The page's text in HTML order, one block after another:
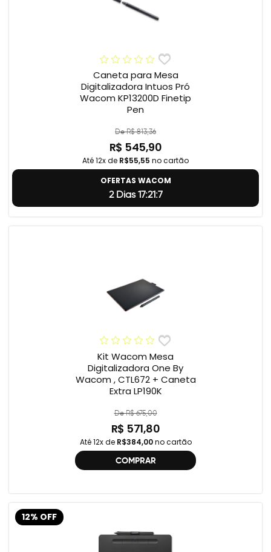
Caneta para Mesa
Digitalizadora Intuos Pró
Wacom KP13200D Finetip
Pen
De R$ 813,36
R$ 545,90
Até 12x de R$55,55 no cartão
OFERTAS WACOM
2 Dias 17:21:6
Kit Wacom Mesa
Digitalizadora One By
Wacom , CTL672 + Caneta
Extra LP190K
De R$ 675,00
R$ 571,80
Até 12x de R$384,00no cartão
COMPRAR
12% OFF